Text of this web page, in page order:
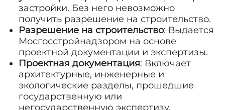
застройки. Без него невозможно
получить разрешение на строительство.
Разрешение на строительство: Выдается
Мосгосстройнадзором на основе
проектной документации и экспертизы.
Проектная документация: Включает
архитектурные, инженерные и
экологические разделы, прошедшие
государственную или
негосударственную экспертизу.